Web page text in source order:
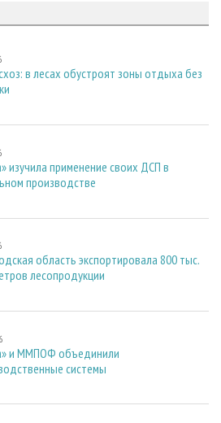
в лесах обустроят зоны отдыха без
изучила применение своих ДСП в
производстве
область экспортировала 800 тыс.
лесопродукции
и ММПОФ объединили
системы